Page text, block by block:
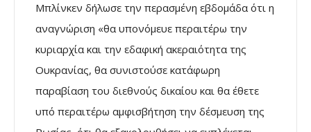
Μπλίνκεν δήλωσε την περασμένη εβδομάδα ότι η
αναγνώριση «θα υπονόμευε περαιτέρω την
κυριαρχία και την εδαφική ακεραιότητα της
Ουκρανίας, θα συνιστούσε κατάφωρη
παραβίαση του διεθνούς δικαίου και θα έθετε
υπό περαιτέρω αμφισβήτηση την δέσμευση της